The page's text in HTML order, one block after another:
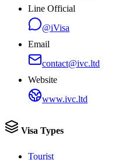
Line Official
@iVisa
Email
contact@ivc.ltd
Website
www.ivc.ltd
Visa Types
Tourist